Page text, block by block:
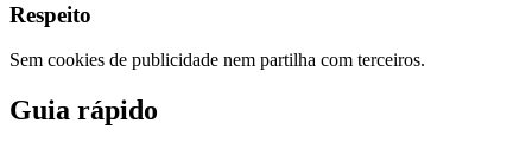
Respeito
Sem cookies de publicidade nem partilha com terceiros.
Guia rápido